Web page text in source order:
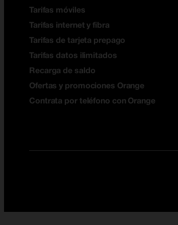
Tarifas móviles
Tarifas internet y fibra
Tarifas de tarjeta prepago
Tarifas datos ilimitados
Recarga de saldo
Ofertas y promociones Orange
Contrata por teléfono con Orange